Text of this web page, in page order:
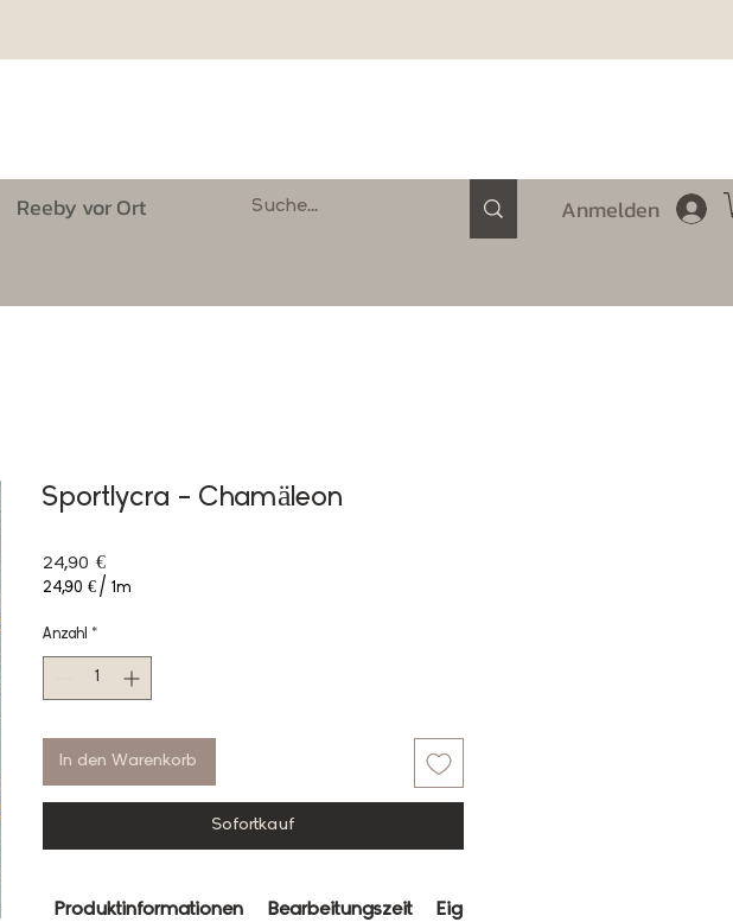
Reeby vor Ort Anmelden
Sportlycra - Chamäleon
24,90 €Preis
24,90 € / 1m
pro
1
Anzahl *
In den Warenkorb
Sofortkauf
Produktinformationen Bearbeitungszeit Eigenschaften